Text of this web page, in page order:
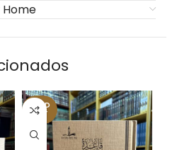
Home
SOLD
OUT